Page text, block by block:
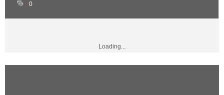
0
Loading...